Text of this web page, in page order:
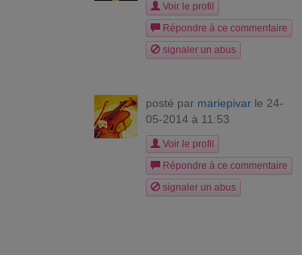
Voir le profil
Répondre à ce commentaire
signaler un abus
posté par mariepivar le 24-
05-2014 à 11:53
Voir le profil
Répondre à ce commentaire
signaler un abus